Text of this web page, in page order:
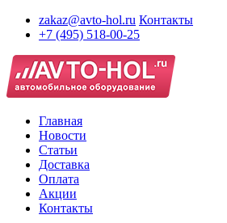
zakaz@avto-hol.ru Контакты
+7 (495) 518-00-25
Главная
Новости
Статьи
Доставка
Оплата
Акции
Контакты